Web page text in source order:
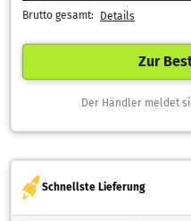
Brutto gesamt: Details
Zur
Der Händler meldet
Schnellste Lieferung